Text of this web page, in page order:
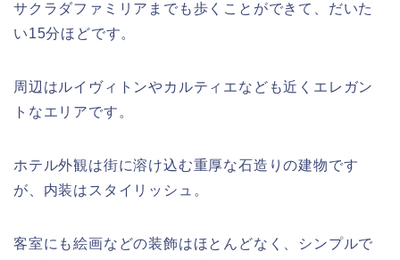
サクラダファミリアまでも歩くことができて、だいた
い15分ほどです。
周辺はルイヴィトンやカルティエなども近くエレガン
トなエリアです。
ホテル外観は街に溶け込む重厚な石造りの建物です
が、内装はスタイリッシュ。
客室にも絵画などの装飾はほとんどなく、シンプルで